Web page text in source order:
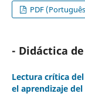
PDF
- Didáctica
Lectura crítica
el aprendizaje